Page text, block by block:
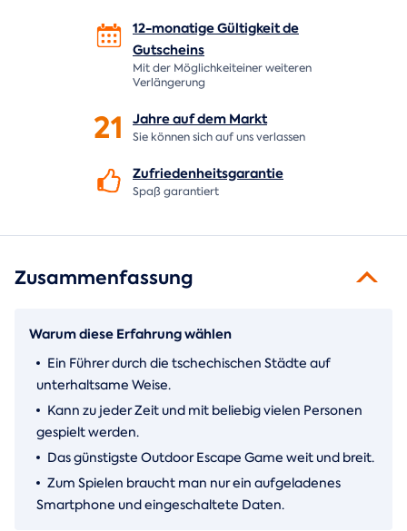
12-monatige Gültigkeit de
Gutscheins
Mit der Möglichkeiteiner weiteren
Verlängerung
21 Jahre auf dem Markt
Sie können sich auf uns verlassen
Zufriedenheitsgarantie
Spaß garantiert
Zusammenfassung
Warum diese Erfahrung wählen
Ein Führer durch die tschechischen Städte auf
unterhaltsame Weise.
Kann zu jeder Zeit und mit beliebig vielen Personen
gespielt werden.
Das günstigste Outdoor Escape Game weit und breit.
Zum Spielen braucht man nur ein aufgeladenes
Smartphone und eingeschaltete Daten.